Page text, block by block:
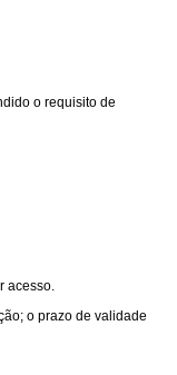
o requisito de
acesso.
o prazo de validade